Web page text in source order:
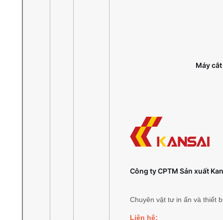
Máy
Công ty CPTM Sản xuất
Chuyên vật tư in ấn và thiết
Liên hệ: